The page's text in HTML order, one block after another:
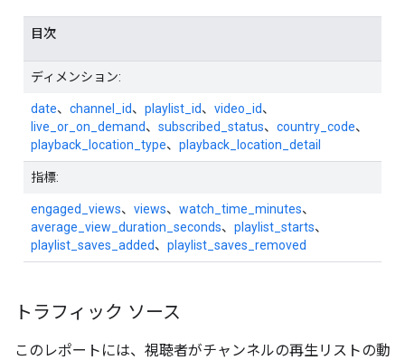
目次
ディメンション:
date、 channel_id、 playlist_id、 video_id、
live_or_on_demand、 subscribed_status、 country_code、
playback_location_type、 playback_location_detail
指標:
engaged_views、 views、 watch_time_minutes、
average_view_duration_seconds、 playlist_starts、
playlist_saves_added、 playlist_saves_removed
トラフィック ソース
このレポートには、視聴者がチャンネルの再生リストの動